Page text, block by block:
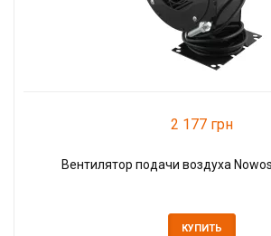
2 177 грн
Вентилятор подачи воздуха
КУПИТЬ